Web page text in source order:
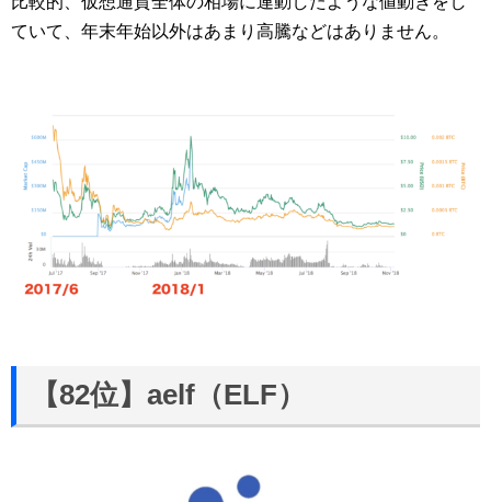
ていて、年末年始以外はあまり高騰などはありません。
【82位】aelf（ELF）